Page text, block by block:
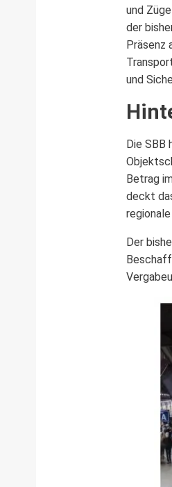
und
der
Präsenz
und
Die SBB
Betrag
deckt
Der